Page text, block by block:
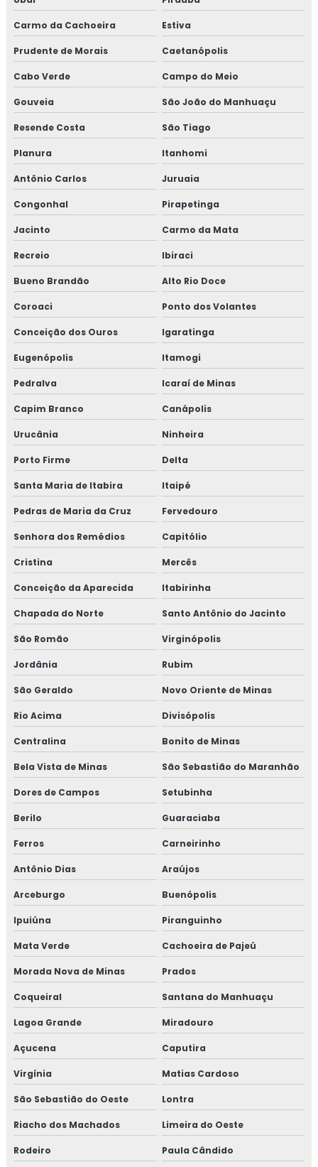
Carmo da Cachoeira Estiva
Prudente de Morais Caetanópolis
Cabo Verde Campo do Meio
Gouveia São João do Manhuaçu
Resende Costa São Tiago
Planura Itanhomi
Antônio Carlos Juruaia
Congonhal Pirapetinga
Jacinto Carmo da Mata
Recreio Ibiraci
Bueno Brandão Alto Rio Doce
Coroaci Ponto dos Volantes
Conceição dos Ouros Igaratinga
Eugenópolis Itamogi
Pedralva Icaraí de Minas
Capim Branco Canápolis
Urucânia Ninheira
Porto Firme Delta
Santa Maria de Itabira Itaipé
Pedras de Maria da Cruz Fervedouro
Senhora dos Remédios Capitólio
Cristina Mercês
Conceição da Aparecida Itabirinha
Chapada do Norte Santo Antônio do Jacinto
São Romão Virginópolis
Jordânia Rubim
São Geraldo Novo Oriente de Minas
Rio Acima Divisópolis
Centralina Bonito de Minas
Bela Vista de Minas São Sebastião do Maranhão
Dores de Campos Setubinha
Berilo Guaraciaba
Ferros Carneirinho
Antônio Dias Araújos
Arceburgo Buenópolis
Ipuiúna Piranguinho
Mata Verde Cachoeira de Pajeú
Morada Nova de Minas Prados
Coqueiral Santana do Manhuaçu
Lagoa Grande Miradouro
Açucena Caputira
Virgínia Matias Cardoso
São Sebastião do Oeste Lontra
Riacho dos Machados Limeira do Oeste
Rodeiro Paula Cândido